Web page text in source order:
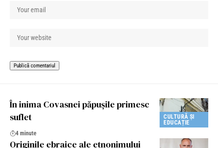
CULTURĂ ȘI
EDUCAȚIE
În inima Covasnei păpușile primesc
suflet
4 minute
Originile ebraice ale etnonimului